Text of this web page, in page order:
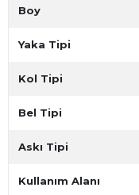
Boy
Yaka Tipi
Kol Tipi
Bel Tipi
Askı Tipi
Kullanım Alanı